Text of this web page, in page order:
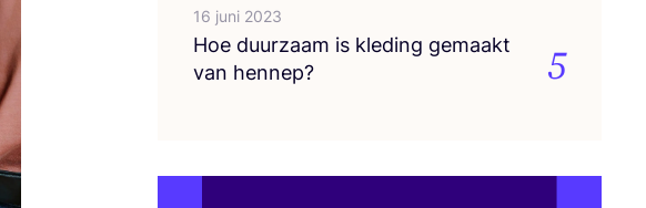
16 juni 2023
Hoe duur­zaam is kle­ding gemaakt
van hennep?
5